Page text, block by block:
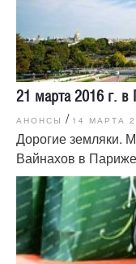
21 марта 2016 г. в
АНОНСЫ / 14 МАРТА
Дорогие земляки.
Вайнахов в